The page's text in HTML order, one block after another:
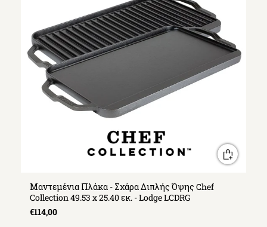
Μαντεμένια Πλάκα - Σχάρα Διπλής Όψης Chef
Collection 49.53 x 25.40 εκ. - Lodge LCDRG
€114,00